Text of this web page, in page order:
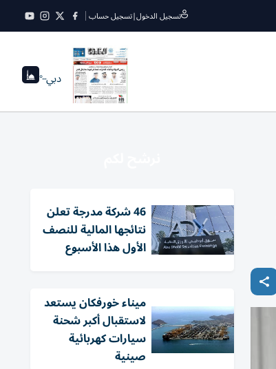
تسجيل الدخول|تسجيل حساب
دبي--°
46 شركة مدرجة تعلن
نتائجها المالية للنصف
الأول هذا الأسبوع
ميناء خورفكان يستعد
لاستقبال أكبر شحنة
سيارات كهربائية
صينية